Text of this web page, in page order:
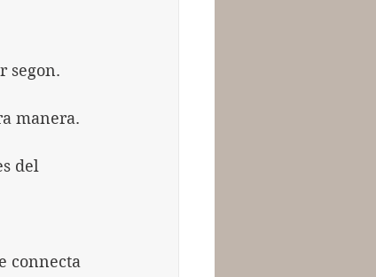
segon.
manera.
del
connecta